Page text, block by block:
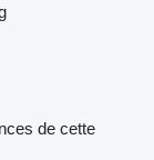
de cette